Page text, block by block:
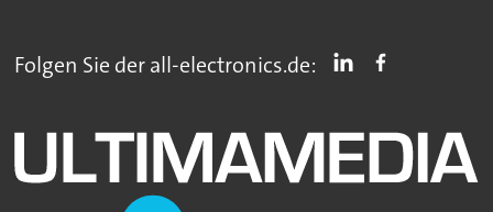
Folgen Sie der all-electronics.de: